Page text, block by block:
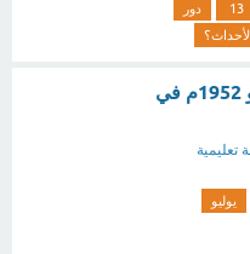
13
دور
بما تفسر قيام ثوره يوليو 1952م في
تعليمية
يوليو